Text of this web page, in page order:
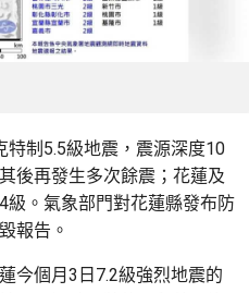
特制5.5級地震，震源深度10
後再發生多次餘震；花蓮及
級。氣象部門對花蓮縣發布防
報告。
今個月3日7.2級強烈地震的